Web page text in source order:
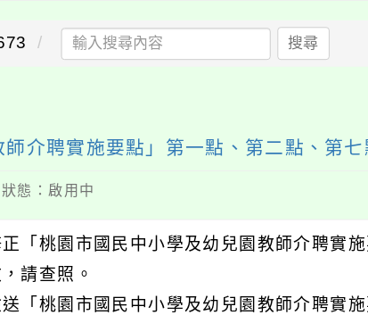
搜尋
介聘實施要點」第一點、第二點、第
態：啟用中
「桃園市國民中小學及幼兒園教師介聘實
請查照。
「桃園市國民中小學及幼兒園教師介聘實施